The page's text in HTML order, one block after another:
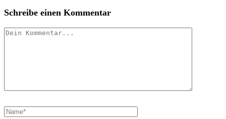
Schreibe einen Kommentar